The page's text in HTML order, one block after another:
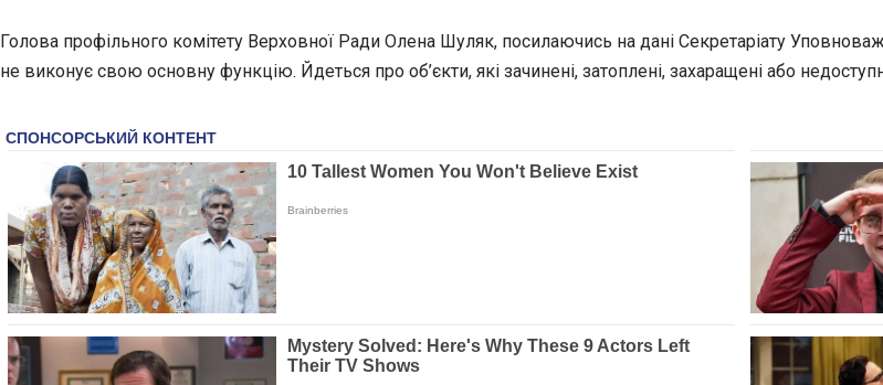
Голова профільного комітету Верховної Ради Олена Шуляк, посилаючись на дані Секретаріату
не виконує свою основну функцію. Йдеться про об’єкти, які зачинені, затоплені, захаращені або